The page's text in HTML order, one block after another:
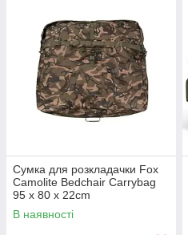
Сумка для розкладачки Fox
Camolite Bedchair Carrybag
95 x 80 x 22cm
В наявності